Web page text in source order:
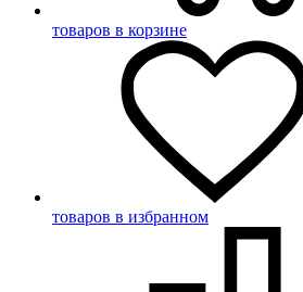
товаров в корзине
товаров в избранном